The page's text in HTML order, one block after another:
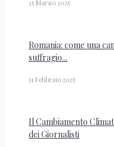
25 Marzo 2025
Romania: come una
suffragio...
11 Febbraio 2025
Il Cambiamento
dei Giornalisti